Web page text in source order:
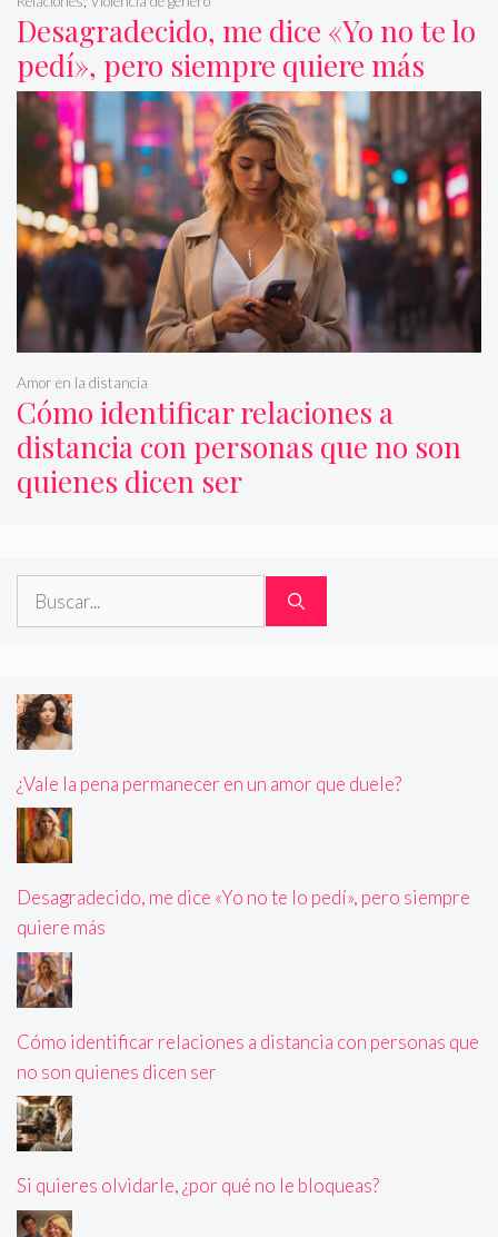
Desagradecido, me dice «Yo no te lo
pedí», pero siempre quiere más
Cómo identificar relaciones a
distancia con personas que no son
quienes dicen ser
Amor en la distancia
Buscar:
¿Vale la pena permanecer en un amor que duele?
Desagradecido, me dice «Yo no te lo pedí», pero siempre
quiere más
Cómo identificar relaciones a distancia con personas que
no son quienes dicen ser
Si quieres olvidarle, ¿por qué no le bloqueas?